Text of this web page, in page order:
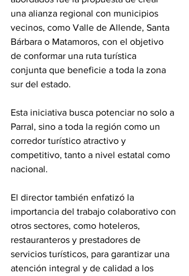
una alianza regional con municipios
vecinos, como Valle de Allende, Santa
Bárbara o Matamoros, con el objetivo
de conformar una ruta turística
conjunta que beneficie a toda la zona
sur del estado.
Esta iniciativa busca potenciar no solo a
Parral, sino a toda la región como un
corredor turístico atractivo y
competitivo, tanto a nivel estatal como
nacional.
El director también enfatizó la
importancia del trabajo colaborativo con
otros sectores, como hoteleros,
restauranteros y prestadores de
servicios turísticos, para garantizar una
atención integral y de calidad a los